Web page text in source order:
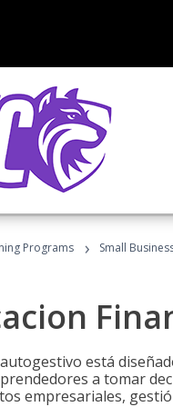
Programs › Small
está
a tomar
empresariales,